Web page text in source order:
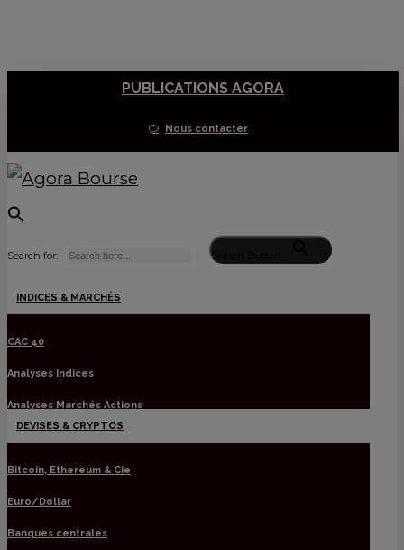
PUBLICATIONS AGORA
Nous contacter
Search for: Search Button
Menu
INDICES & MARCHÉS
CAC 40
Analyses Indices
Analyses Marchés Actions
DEVISES & CRYPTOS
Bitcoin, Ethereum & Cie
Euro/Dollar
Banques centrales